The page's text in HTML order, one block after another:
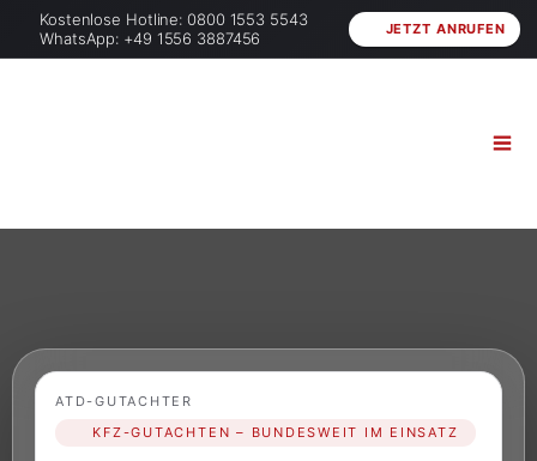
Kostenlose Hotline: 0800 1553 5543
WhatsApp: +49 1556 3887456
JETZT ANRUFEN
ATD-GUTACHTER
KFZ-GUTACHTEN – BUNDESWEIT IM EINSATZ